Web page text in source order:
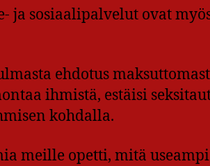
ja sosiaalipalvelut ovat
ehdotus
ihmistä, estäisi
kohdalla.
meille opetti, mitä